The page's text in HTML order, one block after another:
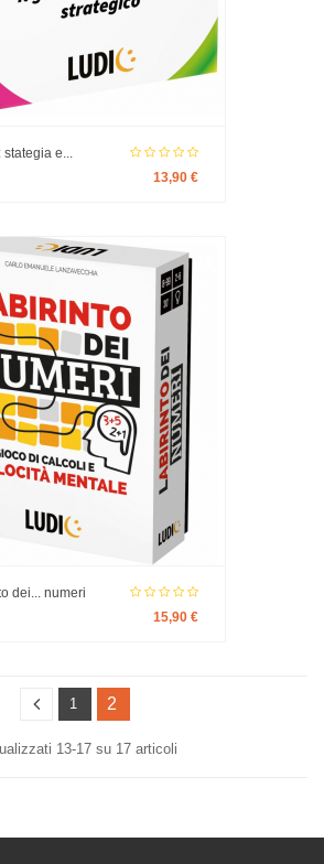
stategia e...
13,90 €
dei... numeri
15,90 €
1 2
13-17 su 17 articoli